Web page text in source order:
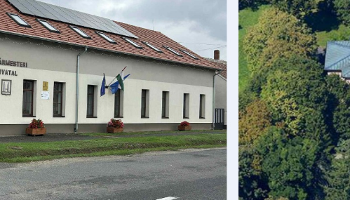
Adatvédelmi Tisztviselő
Nem Munkavállalóként
Foglalkoztatott
Rendszergazdai Feladatokat
Ellátó
Tűzvédelmi És Munkavédelmi
Felelős